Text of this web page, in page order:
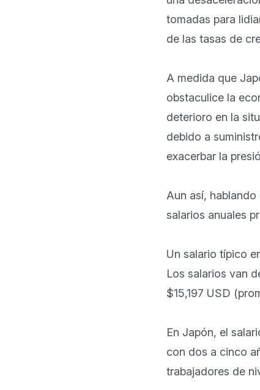
tomadas para
de las tasas de
A medida que
obstaculice la
deterioro en la
debido a
exacerbar la
Aun así,
salarios anuales
Un salario típico
Los salarios van
$15,197 USD
En Japón, el
con dos a cinco
trabajadores de